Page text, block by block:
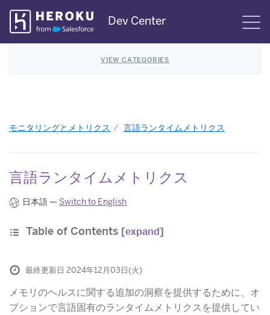
Skip
Navigation
Dev Center
VIEW CATEGORIES
モニタリングとメトリクス 言語ランタイムメトリクス
言語ランタイムメトリクス
日本語 — Switch to English
Table of Contents [expand]
最終更新日 2024年12月03日(火)
メモリのヘルスに関する追加の洞察を提供するために、オ
プションで言語固有のランタイムメトリクスを提供してい